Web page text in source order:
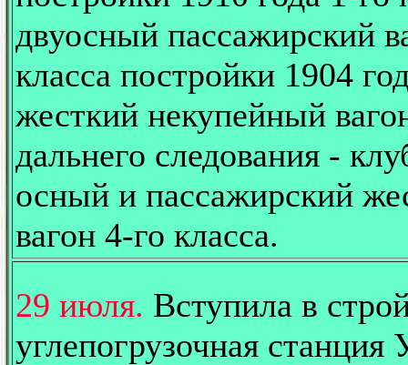
двуосный пассажирский
класса постройки 1904
жесткий некупейный
дальнего следования -
осный и пассажирский
вагон 4-го класса.
29 июля. Вступила в
углепогрузочная станция